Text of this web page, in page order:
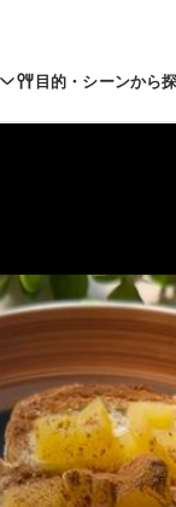
目的・シーンから